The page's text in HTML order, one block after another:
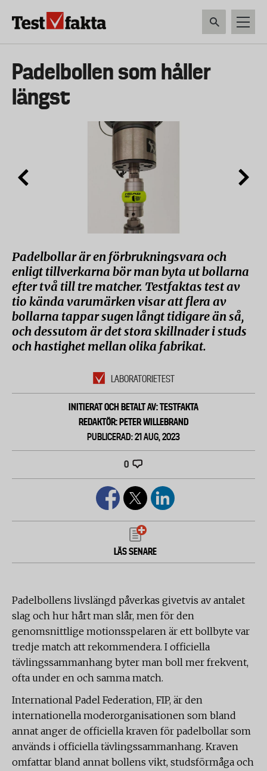
Huvudmeny
ny
VERKTYG &
Padelbollen som håller
längst
Padelbollar är en förbrukningsvara och
enligt tillverkarna bör man byta ut bollarna
efter två till tre matcher. Testfaktas test av
tio kända varumärken visar att flera av
bollarna tappar sugen långt tidigare än så,
och dessutom är det stora skillnader i studs
och hastighet mellan olika fabrikat.
LABORATORIETEST
INITIERAT OCH BETALT AV: TESTFAKTA
REDAKTÖR: PETER WILLEBRAND
PUBLICERAD: 21 AUG, 2023
0
LÄS SENARE
Padelbollens livslängd påverkas givetvis av antalet
slag och hur hårt man slår, men för den
genomsnittlige motionsspelaren är ett bollbyte var
tredje match att rekommendera. I officiella
tävlingssammanhang byter man boll mer frekvent,
ofta under en och samma match.
International Padel Federation, FIP, är den
internationella moderorganisationen som bland
annat anger de officiella kraven för padelbollar som
används i officiella tävlingssammanhang. Kraven
omfattar bland annat bollens vikt, studsförmåga och